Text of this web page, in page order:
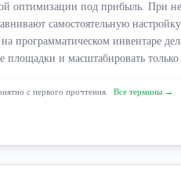
оптимизации под прибыль. При
самостоятельную
программатическом инвентаре
площадки и масштабировать
с первого прочтения. Все термины →